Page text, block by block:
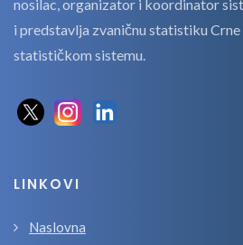
nosilac, organizator i koordinator
i predstavlja zvaničnu statistiku
statističkom sistemu.
LINKOVI
Naslovna